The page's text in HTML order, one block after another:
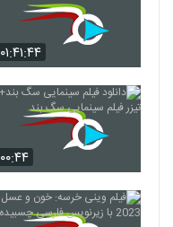
۰۱:۴۱:۴۴
۰۰:۴۴